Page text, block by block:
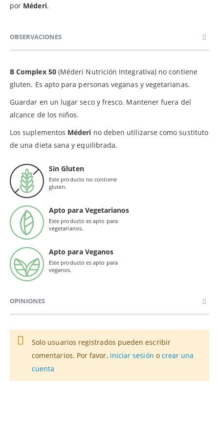
por Méderi.
OBSERVACIONES
B Complex 50(Méderi Nutrición Integrativa) no contiene
gluten. Es apto para personas veganas y vegetarianas.
Guardar en un lugar seco y fresco. Mantener fuera del
alcance de los niños.
Los suplementos Méderi no deben utilizarse como sustituto
de una dieta sana y equilibrada.
Sin Gluten
Este producto no contiene
gluten.
Apto para Vegetarianos
Este producto es apto para
vegetarianos.
Apto para Veganos
Este producto es apto para
veganos.
OPINIONES
Solo usuarios registrados pueden escribir
comentarios. Por favor, iniciar sesión o crear una
cuenta